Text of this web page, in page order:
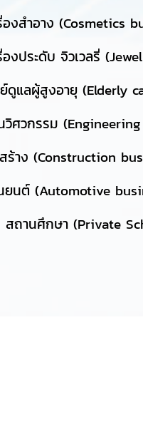
องสำอาง (Cosmetics
งประดับ จิวเวลรี่
ดูแลผู้สูงอายุ (Elderly
วิศวกรรม
ร้าง (Construction
ยนต์ (Automotive
สถานศึกษา (Private